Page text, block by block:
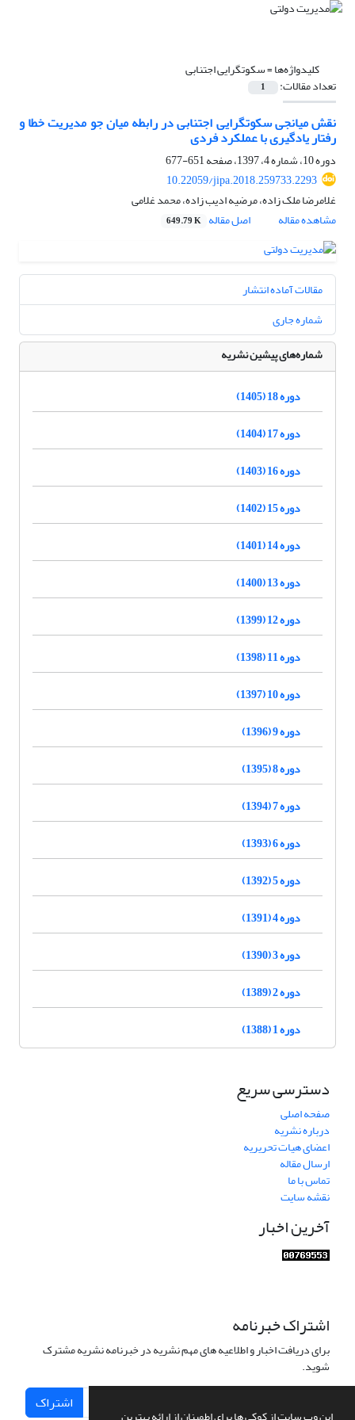
کلیدواژه‌ها =سکوت‎گرایی اجتنابی
تعداد مقالات: 1
نقش میانجی سکوت‎گرایی اجتنابی در رابطه میان جو مدیریت خطا و
رفتار یادگیری با عملکرد فردی
دوره 10، شماره 4، 1397، صفحه
651-677
10.22059/jipa.2018.259733.2293
غلامرضا ملک زاده، مرضیه ادیب زاده، محمد غلامی
مشاهده مقاله
اصل مقاله 649.79 K
مقالات آماده انتشار
شماره جاری
شماره‌های پیشین نشریه
دوره 18 (1405)
دوره 17 (1404)
دوره 16 (1403)
دوره 15 (1402)
دوره 14 (1401)
دوره 13 (1400)
دوره 12 (1399)
دوره 11 (1398)
دوره 10 (1397)
دوره 9 (1396)
دوره 8 (1395)
دوره 7 (1394)
دوره 6 (1393)
دوره 5 (1392)
دوره 4 (1391)
دوره 3 (1390)
دوره 2 (1389)
دوره 1 (1388)
دسترسی سریع
صفحه اصلی
درباره نشریه
اعضای هیات تحریریه
ارسال مقاله
تماس با ما
نقشه سایت
آخرین اخبار
اشتراک خبرنامه
برای دریافت اخبار و اطلاعیه های مهم نشریه در خبرنامه نشریه مشترک
شوید.
اشتراک